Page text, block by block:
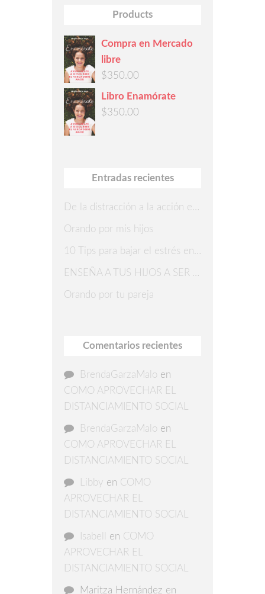
Products
Compra en Mercado
libre
$350.00
Libro Enamórate
$350.00
Entradas recientes
De la distracción a la acción en 7 pasos
Orando por mis hijos
10 Tips para bajar el estrés en Navidad
ENSEÑA A TUS HIJOS A SER AGRADECIDOS
Orando por tu pareja
Comentarios recientes
BrendaGarzaMalo en
COMO APROVECHAR EL
DISTANCIAMIENTO SOCIAL
BrendaGarzaMalo en
COMO APROVECHAR EL
DISTANCIAMIENTO SOCIAL
Libby en COMO
APROVECHAR EL
DISTANCIAMIENTO SOCIAL
Isabell en COMO
APROVECHAR EL
DISTANCIAMIENTO SOCIAL
Maritza Hernández en